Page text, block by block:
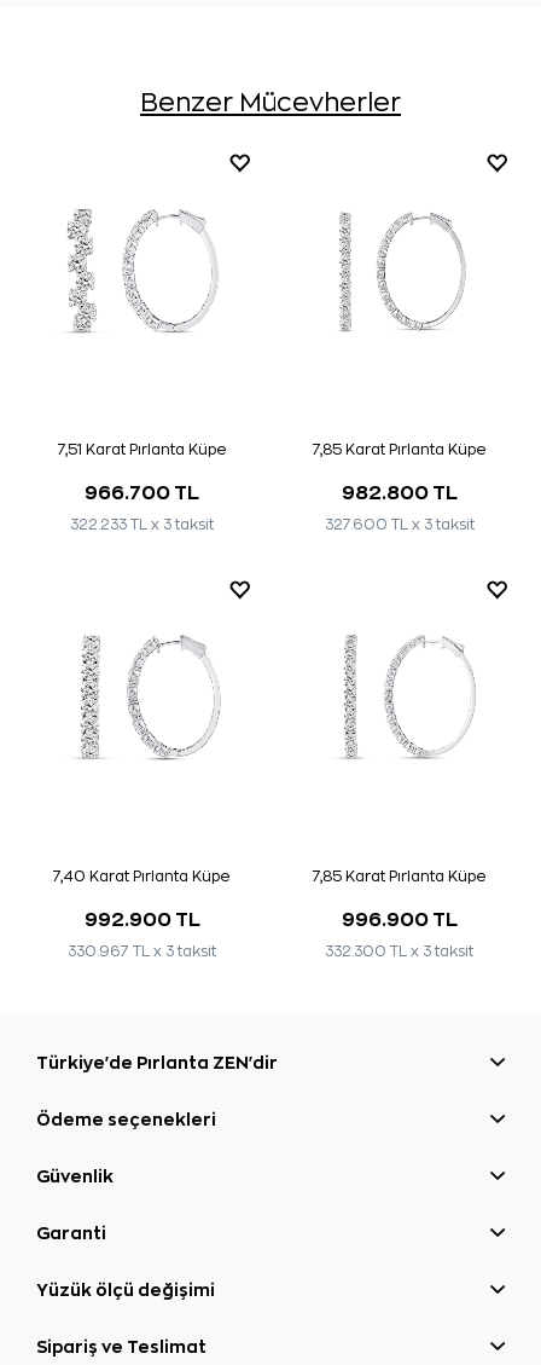
Benzer Mücevherler
7,51 Karat Pırlanta Küpe
966.700 TL
322.233 TL x 3 taksit
7,85 Karat Pırlanta Küpe
982.800 TL
327.600 TL x 3 taksit
7,40 Karat Pırlanta Küpe
992.900 TL
330.967 TL x 3 taksit
7,85 Karat Pırlanta Küpe
996.900 TL
332.300 TL x 3 taksit
Türkiye'de Pırlanta ZEN'dir
Ödeme seçenekleri
Güvenlik
Garanti
Yüzük ölçü değişimi
Sipariş ve Teslimat